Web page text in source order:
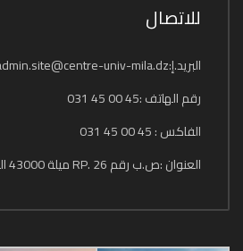
للاتصال
البريد.إ:admin.site@centre-univ-mila.dz
رقم الهاتف :45 00 45 031
الفاكس : 45 00 45 031
العنوان :ص.ب رقم 26 .RP ميلة 43000 الجزائر